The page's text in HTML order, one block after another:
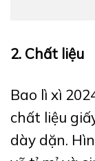
2. Chất liệu
Bao lì xì
chất liệu
dày dặn.